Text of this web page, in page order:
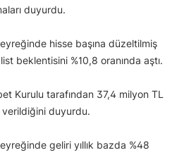
duyurdu.
hisse başına düzeltilmiş
beklentisini %10,8 oranında aştı.
Kurulu tarafından 37,4 milyon TL
verildiğini duyurdu.
geliri yıllık bazda %48